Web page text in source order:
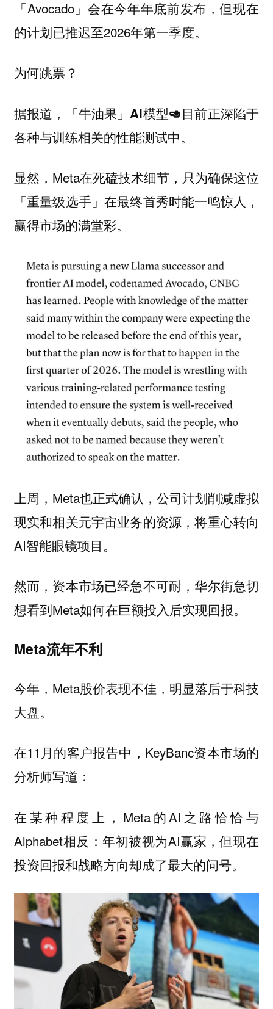
「Avocado」会在今年年底前发布，但现在
的计划已推迟至2026年第一季度。
为何跳票？
据报道，「牛油果」AI模型🥑目前正深陷于
各种与训练相关的性能测试中。
显然，Meta在死磕技术细节，只为确保这位
「重量级选手」在最终首秀时能一鸣惊人，
赢得市场的满堂彩。
上周，Meta也正式确认，公司计划削减虚拟
现实和相关元宇宙业务的资源，将重心转向
AI智能眼镜项目。
然而，资本市场已经急不可耐，华尔街急切
想看到Meta如何在巨额投入后实现回报。
Meta流年不利
今年，Meta股价表现不佳，明显落后于科技
大盘。
在11月的客户报告中，KeyBanc资本市场的
分析师写道：
在某种程度上，Meta的AI之路恰恰与
Alphabet相反：年初被视为AI赢家，但现在
投资回报和战略方向却成了最大的问号。